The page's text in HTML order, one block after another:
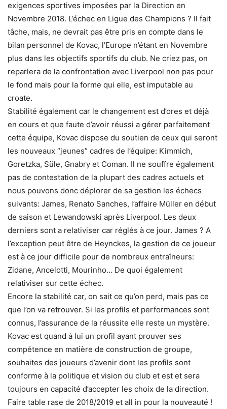
exigences sportives imposées par la Direction en
Novembre 2018. L’échec en Ligue des Champions ? Il fait
tâche, mais, ne devrait pas être pris en compte dans le
bilan personnel de Kovac, l’Europe n’étant en Novembre
plus dans les objectifs sportifs du club. Ne criez pas, on
reparlera de la confrontation avec Liverpool non pas pour
le fond mais pour la forme qui elle, est imputable au
croate.
Stabilité également car le changement est d’ores et déjà
en cours et que faute d’avoir réussi a gérer parfaitement
cette équipe, Kovac dispose du soutien de ceux qui seront
les nouveaux “jeunes” cadres de l’équipe: Kimmich,
Goretzka, Süle, Gnabry et Coman. Il ne souffre également
pas de contestation de la plupart des cadres actuels et
nous pouvons donc déplorer de sa gestion les échecs
suivants: James, Renato Sanches, l’affaire Müller en début
de saison et Lewandowski après Liverpool. Les deux
derniers sont a relativiser car réglés à ce jour. James ? A
l’exception peut être de Heynckes, la gestion de ce joueur
est à ce jour difficile pour de nombreux entraîneurs:
Zidane, Ancelotti, Mourinho… De quoi également
relativiser sur cette échec.
Encore la stabilité car, on sait ce qu’on perd, mais pas ce
que l’on va retrouver. Si les profils et performances sont
connus, l’assurance de la réussite elle reste un mystère.
Kovac est quand à lui un profil ayant prouver ses
compétence en matière de construction de groupe,
souhaites des joueurs d’avenir dont les profils sont
conforme à la politique et vision du club et est et sera
toujours en capacité d’accepter les choix de la direction.
Faire table rase de 2018/2019 et all in pour la nouveauté !